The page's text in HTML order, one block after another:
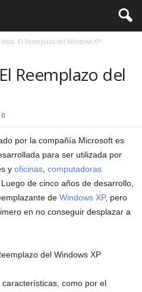
El Reemplazo del Windows XP
Reemplazo del
0
por la compañía Microsoft es
para ser utilizada por
y oficinas computadoras
de cinco años de desarrollo,
de Windows XP, pero
en no conseguir desplazar a
características, como por el